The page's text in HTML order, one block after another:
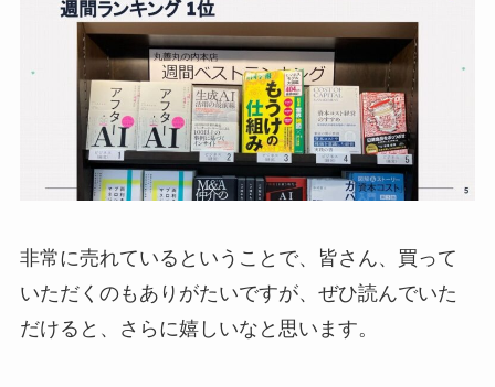
非常に売れているということで、皆さん、買って
いただくのもありがたいですが、ぜひ読んでいた
だけると、さらに嬉しいなと思います。